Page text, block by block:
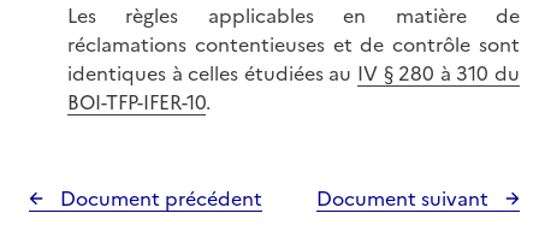
Les règles applicables en matière de
réclamations contentieuses et de contrôle sont
identiques à celles étudiées au IV § 280 à 310 du
BOI-TFP-IFER-10.
Document précédent Document suivant